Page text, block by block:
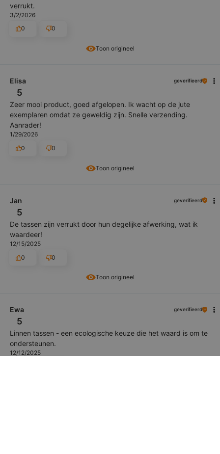
Toon origineel
verrukt.
3/2/2026
0
0
Toon origineel
Elisa geverifieerd
5
Zeer mooi product, goed afgelopen. Ik wacht op de jute
exemplaren omdat ze geweldig zijn. Snelle verzending.
Aanrader!
1/29/2026
0
0
Toon origineel
Jan geverifieerd
5
De tassen zijn verrukt door hun degelijke afwerking, wat ik
waardeer!
12/15/2025
0
0
Ewa geverifieerd
5
Linnen tassen - een ecologische keuze die het waard is om te
ondersteunen.
12/12/2025